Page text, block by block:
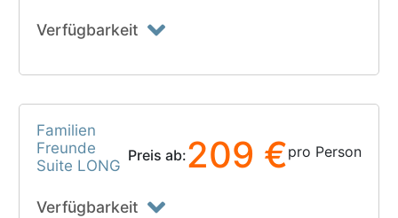
Verfügbarkeit
Familien
Freunde
Suite LONG
Preis ab:209 €pro Person
Verfügbarkeit